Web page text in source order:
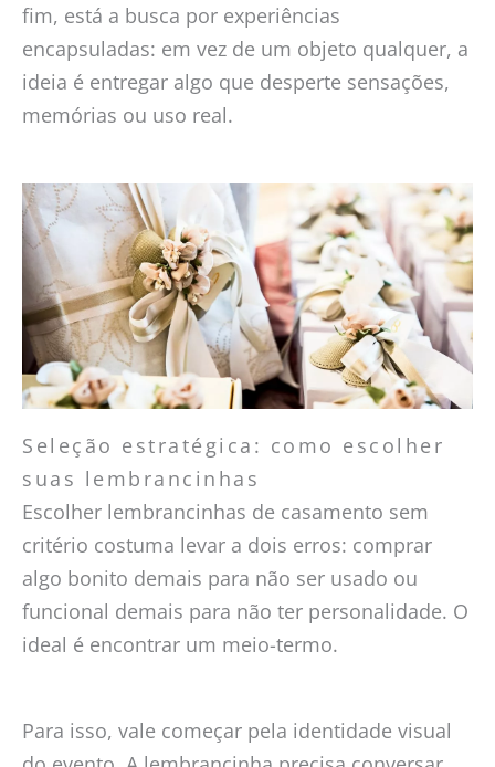
fim, está a busca por experiências
encapsuladas: em vez de um objeto qualquer, a
ideia é entregar algo que desperte sensações,
memórias ou uso real.
Seleção estratégica: como escolher
suas lembrancinhas
Escolher lembrancinhas de casamento sem
critério costuma levar a dois erros: comprar
algo bonito demais para não ser usado ou
funcional demais para não ter personalidade. O
ideal é encontrar um meio-termo.
Para isso, vale começar pela identidade visual